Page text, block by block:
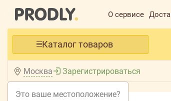
О сервисе
Каталог товаров
Москва
Это ваше местоположение?
Зарегистрироваться